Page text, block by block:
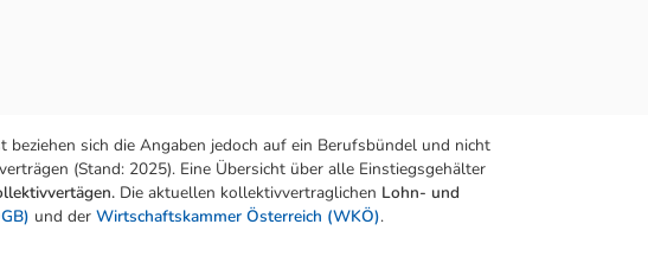
sich die Angaben jedoch auf ein Berufsbündel und nicht
(Stand: 2025). Eine Übersicht über alle Einstiegsgehälter
Die aktuellen kollektivvertraglichen Lohn- und
und der Wirtschaftskammer Österreich (WKÖ).